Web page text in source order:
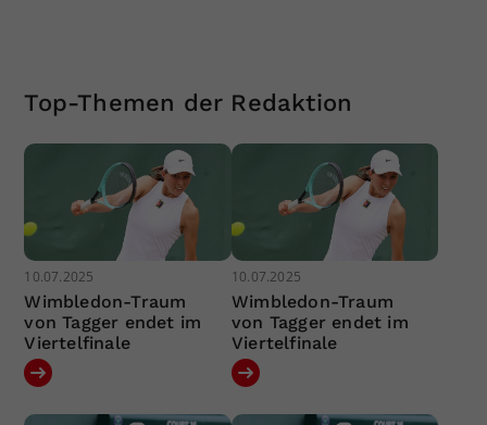
Top-Themen der Redaktion
10.07.2025
Wimbledon-Traum
von Tagger endet im
Viertelfinale
10.07.2025
Wimbledon-Traum
von Tagger endet im
Viertelfinale